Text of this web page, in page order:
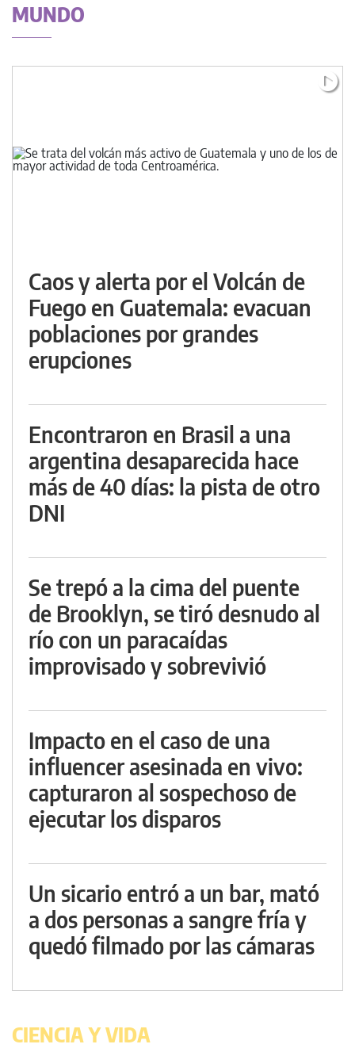
MUNDO
Caos y alerta por el Volcán de
Fuego en Guatemala: evacuan
poblaciones por grandes
erupciones
Encontraron en Brasil a una
argentina desaparecida hace
más de 40 días: la pista de otro
DNI
Se trepó a la cima del puente
de Brooklyn, se tiró desnudo al
río con un paracaídas
improvisado y sobrevivió
Impacto en el caso de una
influencer asesinada en vivo:
capturaron al sospechoso de
ejecutar los disparos
Un sicario entró a un bar, mató
a dos personas a sangre fría y
quedó filmado por las cámaras
CIENCIA Y VIDA